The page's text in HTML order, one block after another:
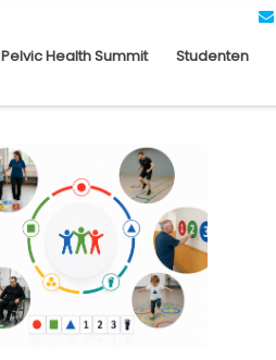
Pelvic Health Summit Studenten